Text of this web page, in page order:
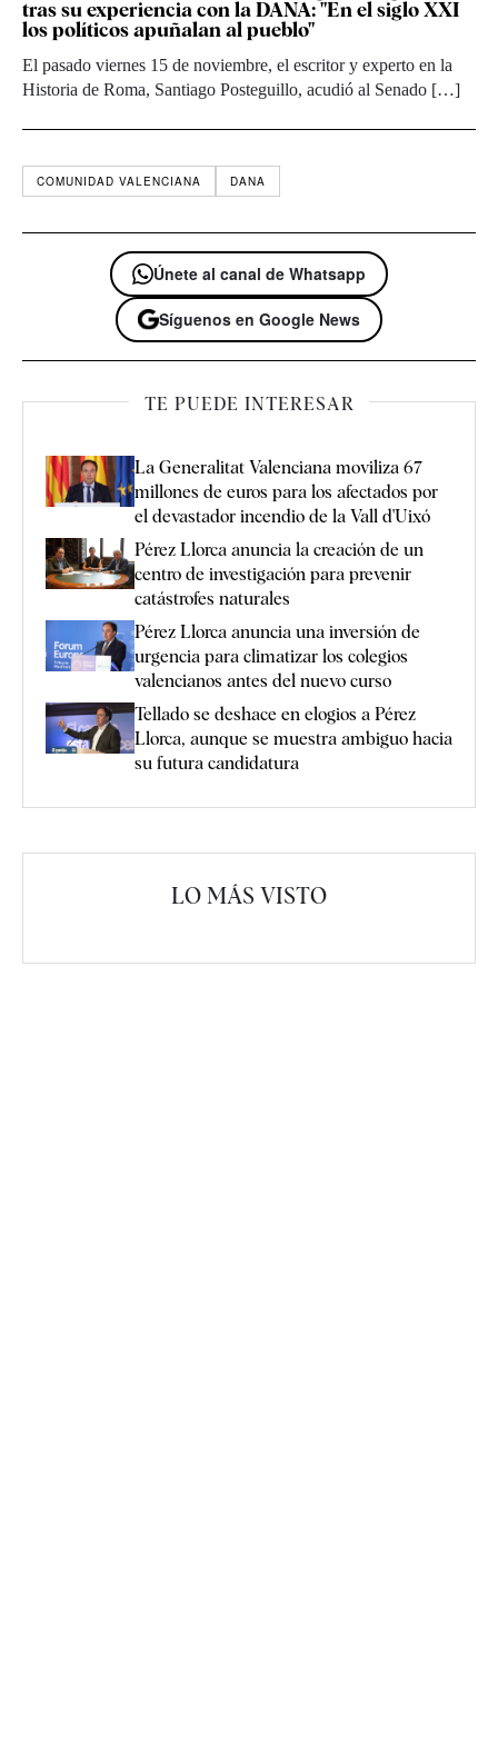
tras su experiencia con la DANA: "En el siglo XXI
los políticos apuñalan al pueblo"
El pasado viernes 15 de noviembre, el escritor y experto en la
Historia de Roma, Santiago Posteguillo, acudió al Senado […]
COMUNIDAD VALENCIANA DANA
Únete al canal de Whatsapp
Síguenos en Google News
TE PUEDE INTERESAR
La Generalitat Valenciana moviliza 67
millones de euros para los afectados por
el devastador incendio de la Vall d'Uixó
Pérez Llorca anuncia la creación de un
centro de investigación para prevenir
catástrofes naturales
Pérez Llorca anuncia una inversión de
urgencia para climatizar los colegios
valencianos antes del nuevo curso
Tellado se deshace en elogios a Pérez
Llorca, aunque se muestra ambiguo hacia
su futura candidatura
LO MÁS VISTO